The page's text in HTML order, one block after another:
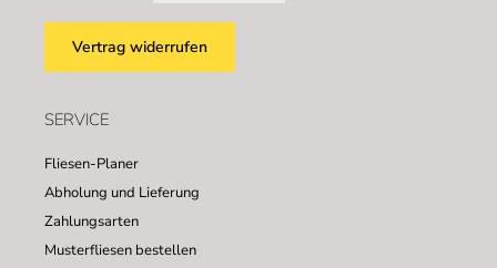
Vertrag widerrufen
SERVICE
Fliesen-Planer
Abholung und Lieferung
Zahlungsarten
Musterfliesen bestellen